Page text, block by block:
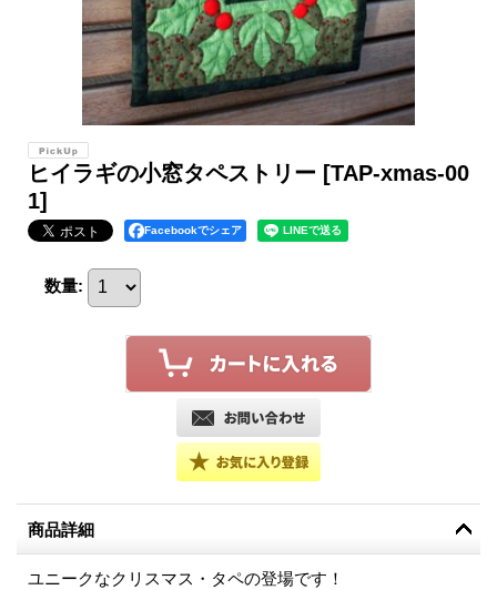
ヒイラギの小窓タペストリー [TAP-xmas-00
1]
Facebookでシェア
数量:
商品詳細
ユニークなクリスマス・タペの登場です！